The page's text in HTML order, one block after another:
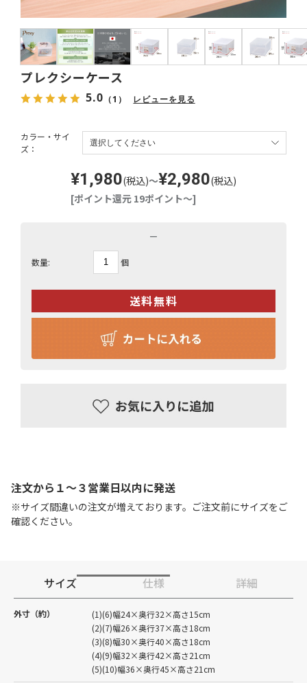
プレクシーケース
5.0 （1） レビューを見る
¥1,980(税込)～¥2,980(税込)
[ポイント還元 19ポイント～]
カラー・サイ
ズ：
－
数量: 個
注文から１〜３営業日以内に発送
※サイズ間違いの注文が増えております。ご注文前にサイズをご
確認ください。
サイズ 仕様 詳細
外寸（約）
(1)(6)幅24×奥行32×高さ15cm
(2)(7)幅26×奥行37×高さ18cm
(3)(8)幅30×奥行40×高さ18cm
(4)(9)幅32×奥行42×高さ21cm
(5)(10)幅36×奥行45×高さ21cm